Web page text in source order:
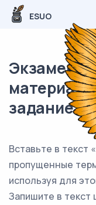
ESUO
материал
задание
Вставьте в текст
пропущенные
используя для
Запишите в